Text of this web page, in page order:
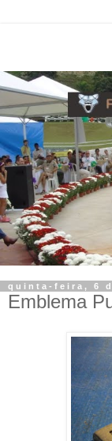
quinta-feira, 6
Emblema